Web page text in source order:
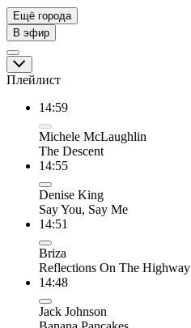
Ещё города
В эфир
Плейлист
14:59
Michele McLaughlin
The Descent
14:55
Denise King
Say You, Say Me
14:51
Briza
Reflections On The Highway
14:48
Jack Johnson